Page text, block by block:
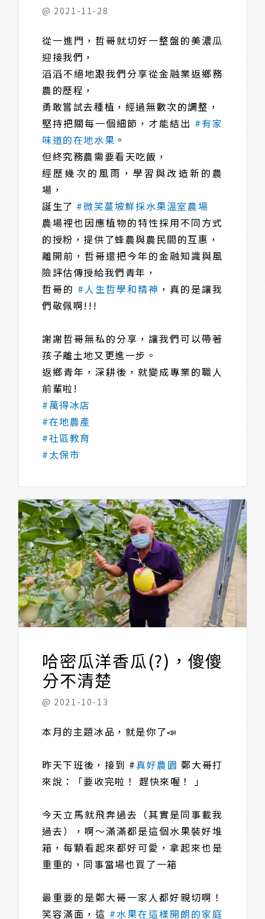
@ 2021-11-28
從一進門，哲哥就切好一整盤的美濃瓜
迎接我們，​
滔滔不絕地跟我們分享從金融業返鄉務
農的歷程，​
勇敢嘗試去種植，經過無數次的調整，​
堅持把關每一個細節，才能結出 #有家
味道的在地水果 。​
但終究務農需要看天吃飯，​
經歷幾次的風雨，學習與改造新的農
場，​
誕生了 #微笑蔓坡鮮採水果溫室農場
農場裡也因應植物的特性採用不同方式
的授粉，提供了蜂農與農民間的互惠，​
離開前，哲哥還把今年的金融知識與風
險評估傳授給我們青年，​
哲哥的 #人生哲學和精神 ，真的是讓我
們敬佩啊!!!​
謝謝哲哥無私的分享，讓我們可以帶著
孩子離土地又更進一步。​
返鄉青年，深耕後，就變成專業的職人
前輩啦!​
#萬得冰店
#在地農產
#社區教育
#太保市
哈密瓜洋香瓜(?)，傻傻
分不清楚
@ 2021-10-13
本月的主題冰品，就是你了📣
昨天下班後，接到 #真好農園 鄭大哥打
來說：「要收完啦！ 趕快來喔！ 」
今天立馬就飛奔過去（其實是同事載我
過去），啊～滿滿都是這個水果裝好堆
箱，每顆看起來都好可愛，拿起來也是
重重的，同事當場也買了一箱
最重要的是鄭大哥一家人都好親切啊！
笑容滿面，這 #水果在這樣開朗的家庭